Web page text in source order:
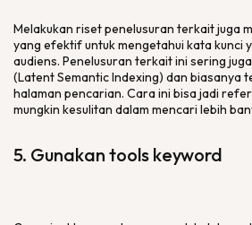
Melakukan riset penelusuran terkait juga
yang efektif untuk mengetahui kata kunci
audiens. Penelusuran terkait ini sering
(Latent Semantic Indexing) dan biasanya
halaman pencarian. Cara ini bisa jadi
mungkin kesulitan dalam mencari lebih
5. Gunakan tools keyword